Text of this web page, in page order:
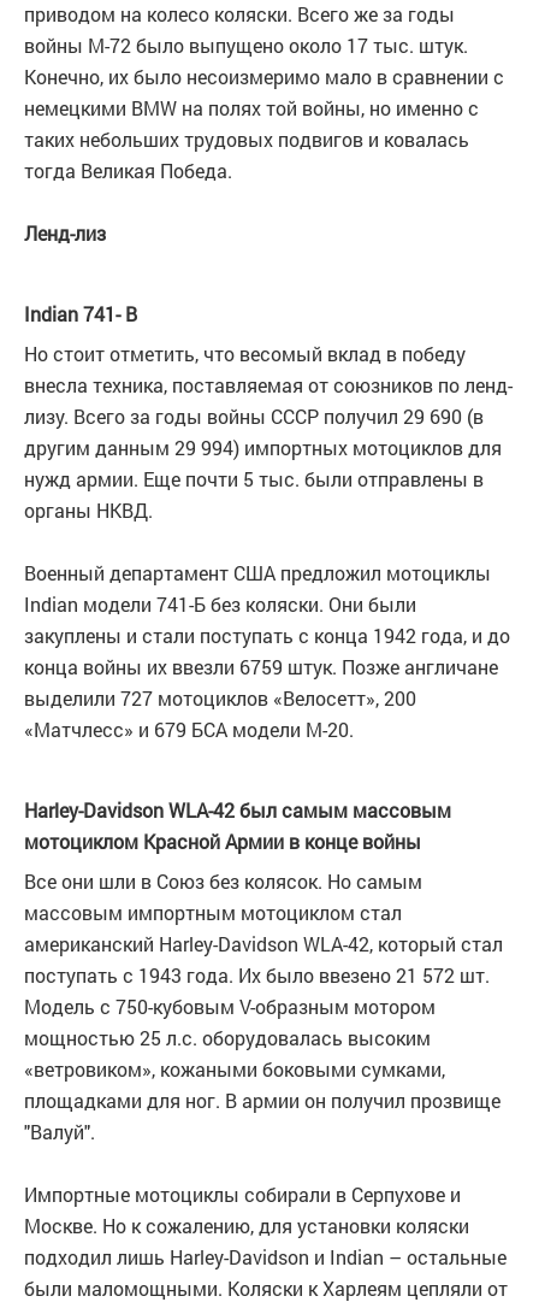
приводом на колесо коляски. Всего же за годы
войны М-72 было выпущено около 17 тыс. штук.
Конечно, их было несоизмеримо мало в сравнении с
немецкими BMW на полях той войны, но именно с
таких небольших трудовых подвигов и ковалась
тогда Великая Победа.
Ленд-лиз
Indian 741- B
Но стоит отметить, что весомый вклад в победу
внесла техника, поставляемая от союзников по ленд-
лизу. Всего за годы войны СССР получил 29 690 (в
другим данным 29 994) импортных мотоциклов для
нужд армии. Еще почти 5 тыс. были отправлены в
органы НКВД.
Военный департамент США предложил мотоциклы
Indian модели 741-Б без коляски. Они были
закуплены и стали поступать с конца 1942 года, и до
конца войны их ввезли 6759 штук. Позже англичане
выделили 727 мотоциклов «Велосетт», 200
«Матчлесс» и 679 БСА модели М-20.
Harley-Davidson WLA-42 был самым массовым
мотоциклом Красной Армии в конце войны
Все они шли в Союз без колясок. Но самым
массовым импортным мотоциклом стал
американский Harley-Davidson WLA-42, который стал
поступать с 1943 года. Их было ввезено 21 572 шт.
Модель с 750-кубовым V-образным мотором
мощностью 25 л.с. оборудовалась высоким
«ветровиком», кожаными боковыми сумками,
площадками для ног. В армии он получил прозвище
"Валуй".
Импортные мотоциклы собирали в Серпухове и
Москве. Но к сожалению, для установки коляски
подходил лишь Harley-Davidson и Indian – остальные
были маломощными. Коляски к Харлеям цепляли от